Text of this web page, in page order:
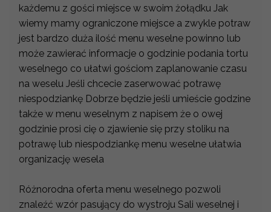
każdemu z gości miejsce w swoim żołądku Jak
wiemy mamy ograniczone miejsce a zwykle potraw
jest bardzo duża ilość menu weselne powinno lub
może zawierać informacje o godzinie podania tortu
weselnego co ułatwi gościom zaplanowanie czasu
na weselu Jeśli chcecie zaserwować potrawę
niespodziankę Dobrze będzie jeśli umieście godzine
także w menu weselnym z napisem że o owej
godzinie prosi cię o zjawienie się przy stoliku na
potrawę lub niespodziankę menu weselne ułatwia
organizację wesela
Różnorodna oferta menu weselnego pozwoli
znaleźć wzór pasujący do wystroju Sali weselnej i